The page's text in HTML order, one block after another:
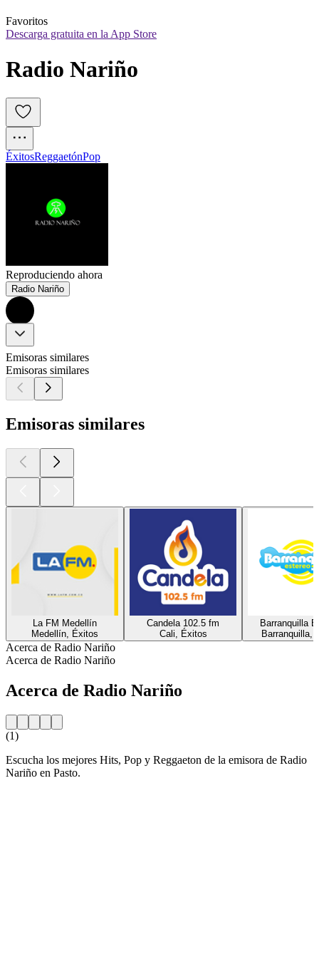
Favoritos
Descarga gratuita en la App Store
Radio Nariño
ÉxitosReggaetónPop
Reproduciendo ahora
Radio Nariño
Emisoras similares
Emisoras similares
Emisoras similares
La FM Medellín
Medellín, Éxitos
Candela 102.5 fm
Cali, Éxitos
Barranquilla
Barranquilla,
Acerca de Radio Nariño
Acerca de Radio Nariño
Acerca de Radio Nariño
(1)
Escucha los mejores Hits, Pop y Reggaeton de la emisora de Radio
Nariño en Pasto.